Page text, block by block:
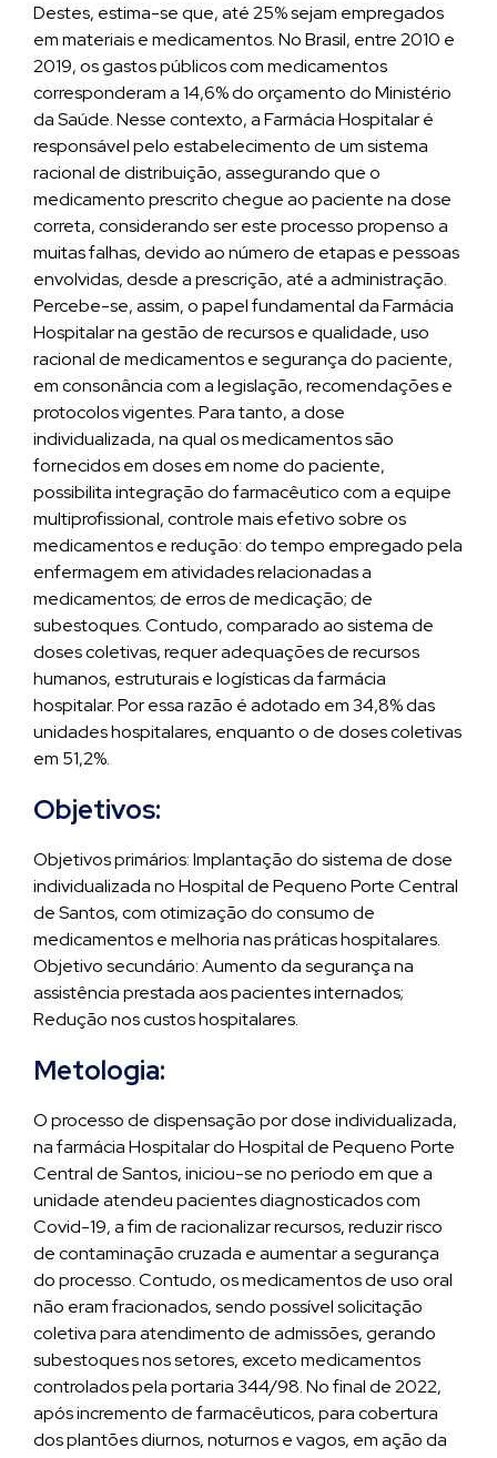
Destes, estima-se que, até 25% sejam empregados
em materiais e medicamentos. No Brasil, entre 2010 e
2019, os gastos públicos com medicamentos
corresponderam a 14,6% do orçamento do Ministério
da Saúde. Nesse contexto, a Farmácia Hospitalar é
responsável pelo estabelecimento de um sistema
racional de distribuição, assegurando que o
medicamento prescrito chegue ao paciente na dose
correta, considerando ser este processo propenso a
muitas falhas, devido ao número de etapas e pessoas
envolvidas, desde a prescrição, até a administração.
Percebe-se, assim, o papel fundamental da Farmácia
Hospitalar na gestão de recursos e qualidade, uso
racional de medicamentos e segurança do paciente,
em consonância com a legislação, recomendações e
protocolos vigentes. Para tanto, a dose
individualizada, na qual os medicamentos são
fornecidos em doses em nome do paciente,
possibilita integração do farmacêutico com a equipe
multiprofissional, controle mais efetivo sobre os
medicamentos e redução: do tempo empregado pela
enfermagem em atividades relacionadas a
medicamentos; de erros de medicação; de
subestoques. Contudo, comparado ao sistema de
doses coletivas, requer adequações de recursos
humanos, estruturais e logísticas da farmácia
hospitalar. Por essa razão é adotado em 34,8% das
unidades hospitalares, enquanto o de doses coletivas
em 51,2%.
Objetivos:
Objetivos primários: Implantação do sistema de dose
individualizada no Hospital de Pequeno Porte Central
de Santos, com otimização do consumo de
medicamentos e melhoria nas práticas hospitalares.
Objetivo secundário: Aumento da segurança na
assistência prestada aos pacientes internados;
Redução nos custos hospitalares.
Metologia:
O processo de dispensação por dose individualizada,
na farmácia Hospitalar do Hospital de Pequeno Porte
Central de Santos, iniciou-se no período em que a
unidade atendeu pacientes diagnosticados com
Covid-19, a fim de racionalizar recursos, reduzir risco
de contaminação cruzada e aumentar a segurança
do processo. Contudo, os medicamentos de uso oral
não eram fracionados, sendo possível solicitação
coletiva para atendimento de admissões, gerando
subestoques nos setores, exceto medicamentos
controlados pela portaria 344/98. No final de 2022,
após incremento de farmacêuticos, para cobertura
dos plantões diurnos, noturnos e vagos, em ação da